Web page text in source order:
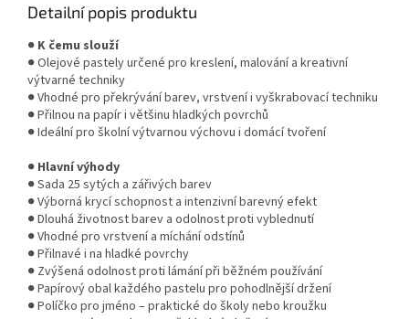
Detailní popis produktu
● K čemu slouží
● Olejové pastely určené pro kreslení, malování a kreativní
výtvarné techniky
● Vhodné pro překrývání barev, vrstvení i vyškrabovací techniku
● Přilnou na papír i většinu hladkých povrchů
● Ideální pro školní výtvarnou výchovu i domácí tvoření
● Hlavní výhody
● Sada 25 sytých a zářivých barev
● Výborná krycí schopnost a intenzivní barevný efekt
● Dlouhá životnost barev a odolnost proti vyblednutí
● Vhodné pro vrstvení a míchání odstínů
● Přilnavé i na hladké povrchy
● Zvýšená odolnost proti lámání při běžném používání
● Papírový obal každého pastelu pro pohodlnější držení
● Políčko pro jméno – praktické do školy nebo kroužku